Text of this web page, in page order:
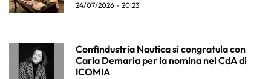
24/07/2026 - 20:23
Confindustria Nautica si congratula con
Carla Demaria per la nomina nel CdA di
ICOMIA